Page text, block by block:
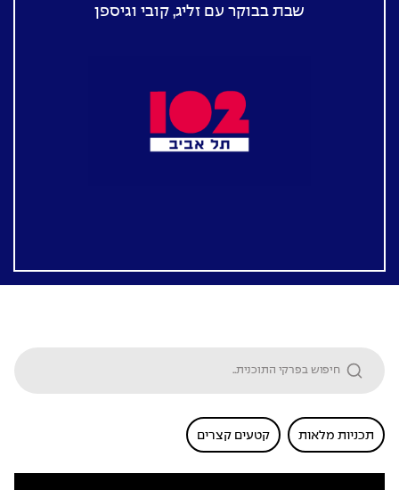
שבת בבוקר עם זליג, קובי וגיספן
תכניות מלאות קטעים קצרים